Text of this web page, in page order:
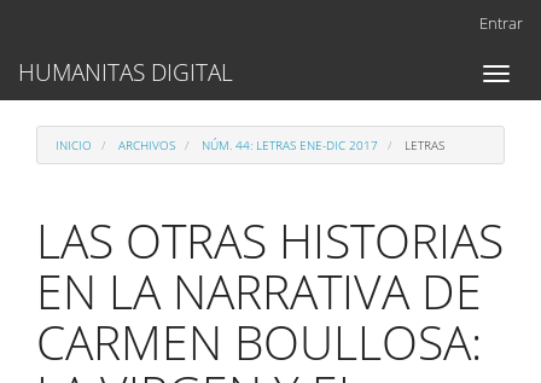
Contenido
principal
lateral
Entrar
Toggle
HUMANITAS DIGITAL
INICIO ARCHIVOS NÚM. 44: LETRAS ENE-DIC 2017 LETRAS
LAS OTRAS HISTORIAS
EN LA NARRATIVA DE
CARMEN BOULLOSA: